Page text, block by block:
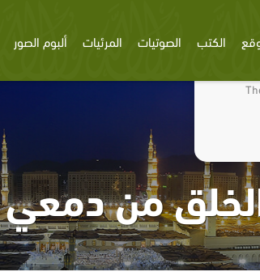
We
الكتب الصوتيات المرئيات ألبوم الصور
من